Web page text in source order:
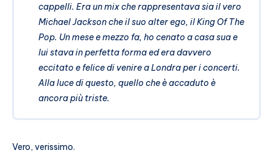
cappelli. Era un mix che rappresentava sia il vero
Michael Jackson che il suo alter ego, il King Of The
Pop. Un mese e mezzo fa, ho cenato a casa sua e
lui stava in perfetta forma ed era davvero
eccitato e felice di venire a Londra per i concerti.
Alla luce di questo, quello che è accaduto è
ancora più triste.
Vero, verissimo.